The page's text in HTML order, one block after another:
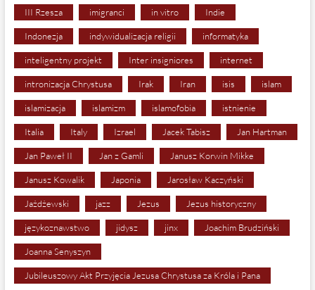
III Rzesza imigranci in vitro Indie
Indonezja indywidualizacja religii informatyka
inteligentny projekt Inter insigniores internet
intronizacja Chrystusa Irak Iran isis islam
islamizacja islamizm islamofobia istnienie
Italia Italy Izrael Jacek Tabisz Jan Hartman
Jan Paweł II Jan z Gamli Janusz Korwin Mikke
Janusz Kowalik Japonia Jarosław Kaczyński
Jażdżewski jazz Jezus Jezus historyczny
językoznawstwo jidysz jinx Joachim Brudziński
Joanna Senyszyn
Jubileuszowy Akt Przyjęcia Jezusa Chrystusa za Króla i Pana